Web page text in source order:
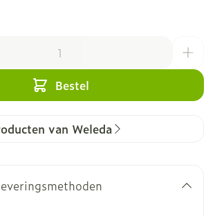
Bestel
van Weleda